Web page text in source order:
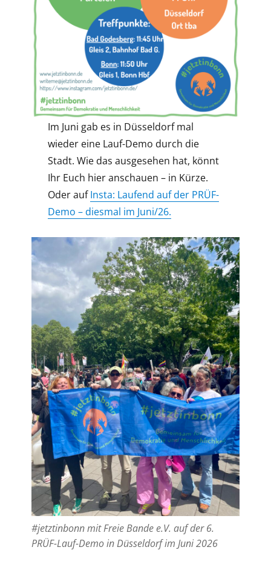
Im Juni gab es in Düsseldorf mal
wieder eine Lauf-Demo durch die
Stadt. Wie das ausgesehen hat, könnt
Ihr Euch hier anschauen – in Kürze.
Oder aufInsta: Laufend auf der PRÜF-
Demo – diesmal im Juni/26.
#jetztinbonn mit Freie Bande e.V. auf der 6.
PRÜF-Lauf-Demo in Düsseldorf im Juni 2026